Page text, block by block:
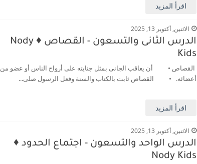
اقرأ المزيد
الاثنين, أكتوبر 13, 2025
الدرس الثانى والتسعون - القصاص ♦️ Nody
Kids
القصاص • أن يعاقب الجانى بمثل جنايته على أرواح الناس أو عضو من
أعضائه. • القصاص ثابت بالكتاب والسنة وفعل الرسول صلى...
اقرأ المزيد
الاثنين, أكتوبر 13, 2025
الدرس الواحد والتسعون - اجتماع الحدود ♦️
Nody Kids